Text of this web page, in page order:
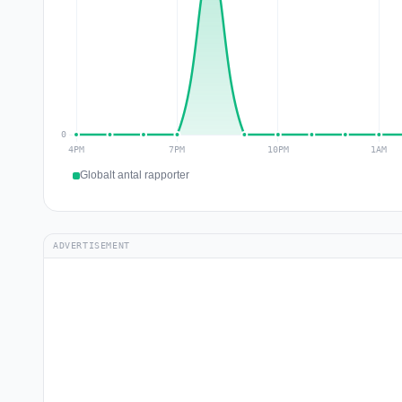
Globalt antal rapporter
ADVERTISEMENT